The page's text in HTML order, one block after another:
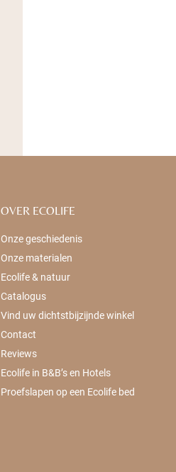
OVER ECOLIFE
Onze geschiedenis
Onze materialen
Ecolife & natuur
Catalogus
Vind uw dichtstbijzijnde winkel
Contact
Reviews
Ecolife in B&B’s en Hotels
Proefslapen op een Ecolife bed